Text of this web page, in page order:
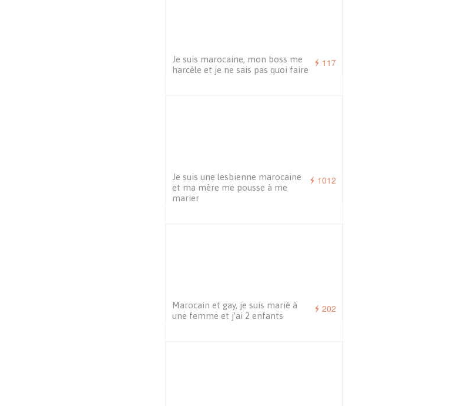
117
Je suis marocaine, mon boss me
harcèle et je ne sais pas quoi faire
1012
Je suis une lesbienne marocaine
et ma mère me pousse à me
marier
202
Marocain et gay, je suis marié à
une femme et j’ai 2 enfants